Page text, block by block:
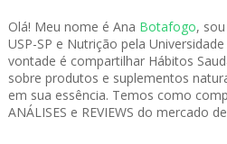
Olá! Meu nome é Ana Botafogo,
USP-SP e Nutrição pela
vontade é compartilhar Hábitos
sobre produtos e suplementos
em sua essência. Temos como
ANÁLISES e REVIEWS do mercado